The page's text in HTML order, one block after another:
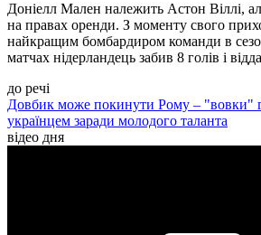
Доніелл Мален належить Астон Віллі,
на правах оренди. З моменту свого
найкращим бомбардиром команди в
матчах нідерландець забив 8 голів і
до речі
Довбик може покинути Рому – "вовки"
українцем заради молодого таланта
відео дня